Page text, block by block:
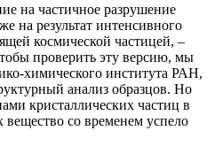
на частичное разрушение
на результат интенсивного
космической частицей, –
проверить эту версию, мы
химического института РАН,
анализ образцов. Но
кристаллических частиц в
со временем успело